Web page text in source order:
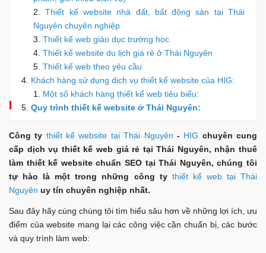
Thiết kế website nhà đất, bất động sản tại Thái
Nguyên chuyên nghiệp
Thiết kế web giáo dục trường học
Thiết kế website du lịch giá rẻ ở Thái Nguyên
Thiết kế web theo yêu cầu
Khách hàng sử dụng dịch vụ thiết kế website của HIG:
Một số khách hàng thiết kế web tiêu biểu:
Quy trình thiết kế website ở Thái Nguyên:
Công ty thiết kế website tại Thái Nguyên - HIG chuyên cung
cấp dịch vụ thiết kế web giá rẻ tại Thái Nguyên, nhận thuê
làm thiết kế website chuẩn SEO tại Thái Nguyên, chúng tôi
tự hào là một trong những công tythiết kế web tại Thái
Nguyên uy tín chuyên nghiệp nhất.
Sau đây hãy cùng chúng tôi tìm hiểu sâu hơn về những lợi ích, ưu
điểm của website mang lại các công việc cần chuẩn bị, các bước
và quy trình làm web: